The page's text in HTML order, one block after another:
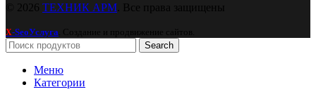
© 2026 ТЕХНИК АРМ . Все права защищены
X-SeoУслуга . Создание и продвижение сайтов.
Search
Меню
Категории